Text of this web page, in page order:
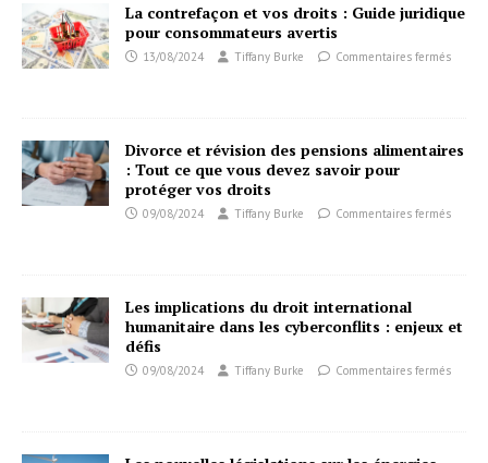
La contrefaçon et vos droits : Guide juridique
pour consommateurs avertis
13/08/2024 Tiffany Burke Commentaires fermés
Divorce et révision des pensions alimentaires
: Tout ce que vous devez savoir pour
protéger vos droits
09/08/2024 Tiffany Burke Commentaires fermés
Les implications du droit international
humanitaire dans les cyberconflits : enjeux et
défis
09/08/2024 Tiffany Burke Commentaires fermés